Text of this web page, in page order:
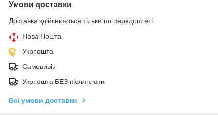
Умови доставки
Доставка здійснюється тільки по передоплаті.
Нова Пошта
Укрпошта
Самовивіз
Укрпошта БЕЗ післяплати
Всі умови доставки